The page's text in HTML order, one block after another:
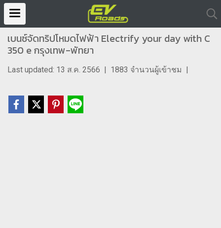
เบนซ์จัดทริปโหมดไฟฟ้า Electrify your day with C
350 e กรุงเทพ-พัทยา
Last updated: 13 ส.ค. 2566 | 1883 จำนวนผู้เข้าชม |